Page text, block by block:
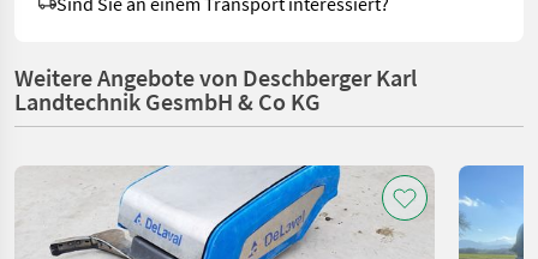
Weitere Angebote von Deschberger Karl
Landtechnik GesmbH & Co KG